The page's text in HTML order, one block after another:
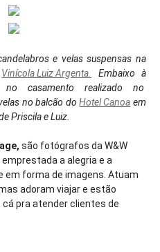
e velas suspensas na
Vinícola Luiz Argenta.
Embaixo à
casamento realizado no
no balcão doHotel Canoa em
Priscila e Luiz.
são fotógrafos da W&W
a alegria e a
em forma de imagens. Atuam
adoram viajar e estão
pra atender clientes de